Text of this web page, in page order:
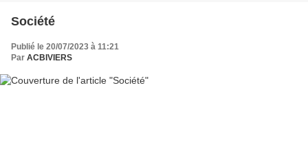
Société
Publié le 20/07/2023 à 11:21
Par ACBIVIERS